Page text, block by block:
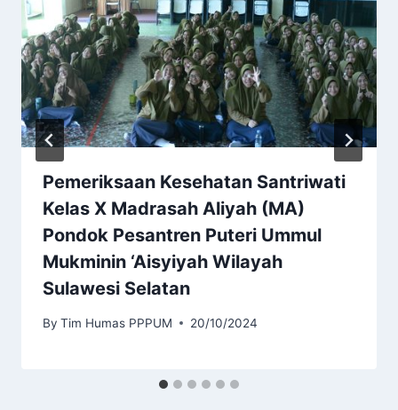
Pemeriksaan Kesehatan Santriwati
Kelas X Madrasah Aliyah (MA)
Pondok Pesantren Puteri Ummul
Mukminin ‘Aisyiyah Wilayah
Sulawesi Selatan
By Tim Humas PPPUM 20/10/2024